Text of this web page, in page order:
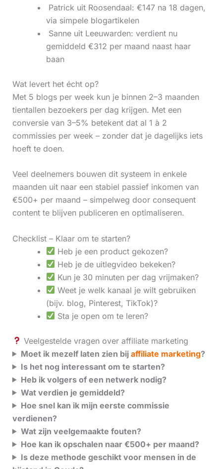
‍ Patrick uit Roosendaal: €147 na 18 dagen,
via simpele blogartikelen
‍ Sanne uit Leeuwarden: verdient nu
gemiddeld €312 per maand naast haar
baan
Wat levert het écht op?
Met 5 blogs per week kun je binnen 2–3 maanden
tientallen bezoekers per dag krijgen. Met een
conversie van 3–5% betekent dat al 1 à 2
commissies per week – zonder dat je dagelijks iets
hoeft te doen.
Veel deelnemers bouwen dit systeem in enkele
maanden uit naar een stabiel passief inkomen van
€500+ per maand – simpelweg door consequent
content te blijven publiceren en optimaliseren.
Checklist – Klaar om te starten?
Heb je een product gekozen?
Heb je de uitlegvideo bekeken?
Kun je 30 minuten per dag vrijmaken?
Weet je welk kanaal je wilt gebruiken
(bijv. blog, Pinterest, TikTok)?
Sta je open om te leren?
Veelgestelde vragen over affiliate marketing
Moet ik mezelf laten zien bij affiliate marketing?
Is het nog interessant om te starten?
Heb ik volgers of een netwerk nodig?
Wat verdien je gemiddeld?
Hoe snel kan ik mijn eerste commissie
verdienen?
Wat zijn veelgemaakte fouten?
Hoe kan ik opschalen naar €500+ per maand?
Is deze methode geschikt voor mensen in de